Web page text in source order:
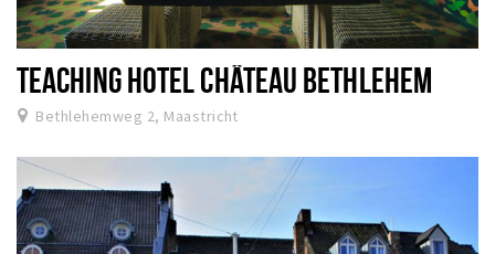
TEACHING HOTEL CHÂTEAU BETHLEHEM
Bethlehemweg 2, Maastricht